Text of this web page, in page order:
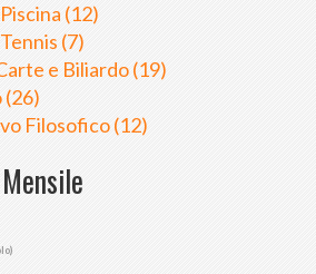
(12)
(7)
e Biliardo (19)
(26)
Filosofico (12)